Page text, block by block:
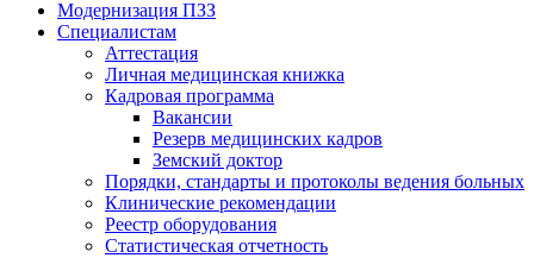
Модернизация ПЗЗ
Специалистам
Аттестация
Личная медицинская книжка
Кадровая программа
Вакансии
Резерв медицинских кадров
Земский доктор
Порядки, стандарты и протоколы ведения больных
Клинические рекомендации
Реестр оборудования
Статистическая отчетность